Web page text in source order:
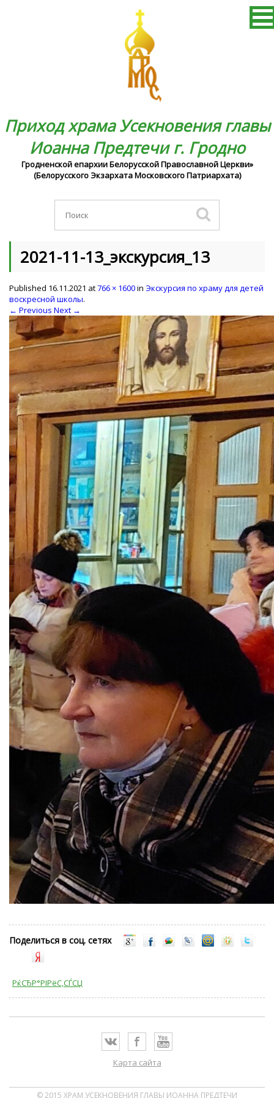
Приход храма Усекновения главы
Иоанна Предтечи г. Гродно
Гродненской епархии Белорусской Православной Церкви»
(Белорусского Экзархата Московского Патриархата)
2021-11-13_экскурсия_13
Published 16.11.2021 at766 × 1600in Экскурсия по храму для детей
воскресной школы.
← Previous Next →
Поделиться в соц. сетях
РќСЂР°РІРёС‚СЃСЏ
Карта сайта
© 2015 ХРАМ УСЕКНОВЕНИЯ ГЛАВЫ ИОАННА ПРЕДТЕЧИ